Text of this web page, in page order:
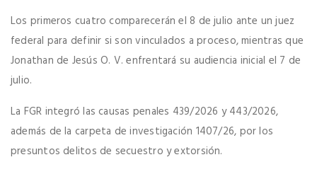
Los primeros cuatro comparecerán el 8 de julio ante un juez
federal para definir si son vinculados a proceso, mientras que
Jonathan de Jesús O. V. enfrentará su audiencia inicial el 7 de
julio.
La FGR integró las causas penales 439/2026 y 443/2026,
además de la carpeta de investigación 1407/26, por los
presuntos delitos de secuestro y extorsión.